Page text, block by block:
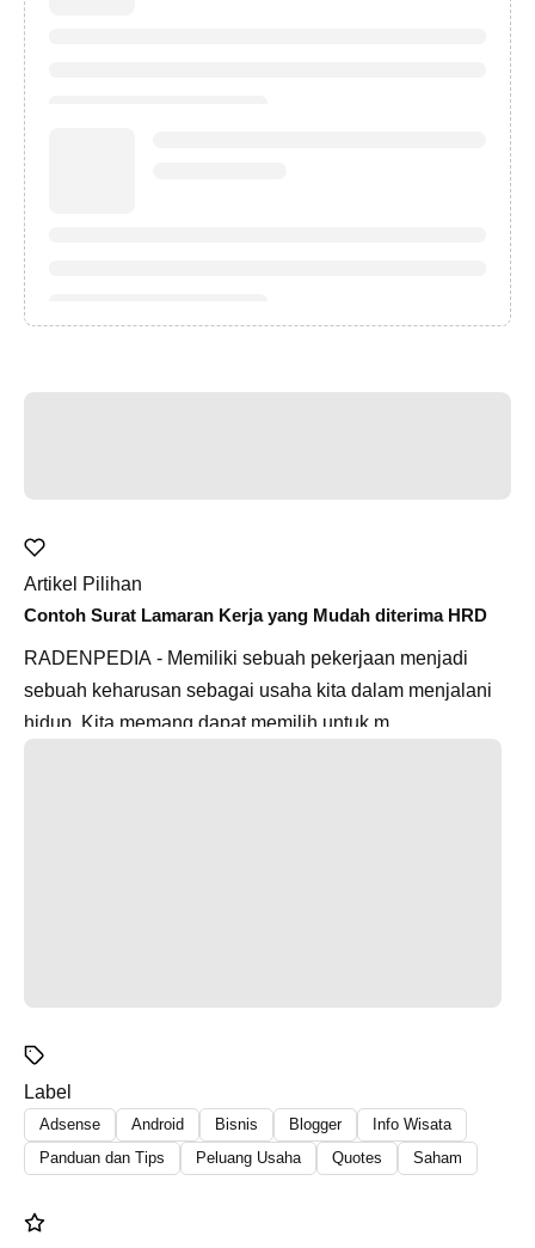
Artikel Pilihan
Contoh Surat Lamaran Kerja yang Mudah diterima HRD
RADENPEDIA - Memiliki sebuah pekerjaan menjadi
sebuah keharusan sebagai usaha kita dalam menjalani
hidup. Kita memang dapat memilih untuk m...
Label
Adsense Android Bisnis Blogger
Info Wisata
Panduan dan Tips
Peluang Usaha Quotes Saham